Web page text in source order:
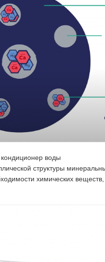
воды
структуры
химических